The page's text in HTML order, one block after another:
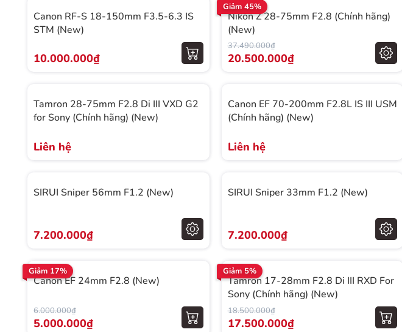
Canon RF-S 18-150mm F3.5-6.3 IS
STM (New)
10.000.000₫
Giảm 45%
Nikon Z 28-75mm F2.8 (Chính hãng)
(New)
37.490.000₫
20.500.000₫
Tamron 28-75mm F2.8 Di III VXD G2
for Sony (Chính hãng) (New)
Liên hệ
Canon EF 70-200mm F2.8L IS III USM
(Chính hãng) (New)
Liên hệ
SIRUI Sniper 56mm F1.2 (New)
7.200.000₫
SIRUI Sniper 33mm F1.2 (New)
7.200.000₫
Giảm 17%
Canon EF 24mm F2.8 (New)
6.000.000₫
5.000.000₫
Giảm 5%
Tamron 17-28mm F2.8 Di III RXD For
Sony (Chính hãng) (New)
18.500.000₫
17.500.000₫